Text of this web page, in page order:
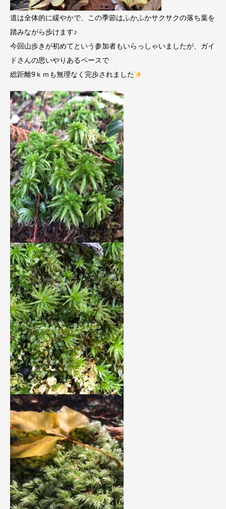
道は全体的に緩やかで、この季節はふかふかサクサクの落ち葉を
踏みながら歩けます♪
今回山歩きが初めてという参加者もいらっしゃいましたが、ガイ
ドさんの思いやりあるペースで
総距離9ｋｍも無理なく完歩されました